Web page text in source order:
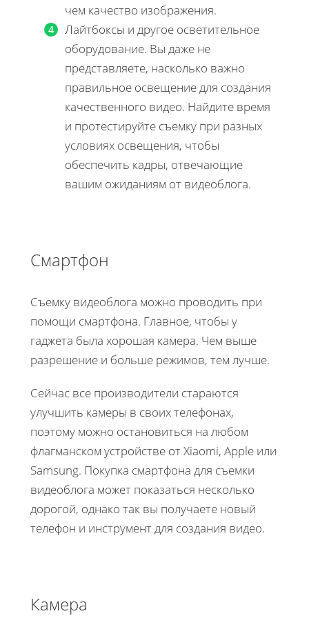
чем качество изображения.
Лайтбоксы и другое осветительное
оборудование. Вы даже не
представляете, насколько важно
правильное освещение для создания
качественного видео. Найдите время
и протестируйте съемку при разных
условиях освещения, чтобы
обеспечить кадры, отвечающие
вашим ожиданиям от видеоблога.
Смартфон
Съемку видеоблога можно проводить при
помощи смартфона. Главное, чтобы у
гаджета была хорошая камера. Чем выше
разрешение и больше режимов, тем лучше.
Сейчас все производители стараются
улучшить камеры в своих телефонах,
поэтому можно остановиться на любом
флагманском устройстве от Xiaomi, Apple или
Samsung. Покупка смартфона для съемки
видеоблога может показаться несколько
дорогой, однако так вы получаете новый
телефон и инструмент для создания видео.
Камера